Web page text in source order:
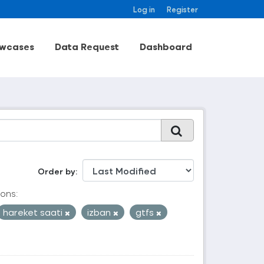
Log in Register
Data Request Dashboard
Order by
hareket saati izban
gtfs